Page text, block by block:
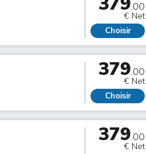
.00
€ Net
Choisir
379.00
€ Net
Choisir
379.00
€ Net